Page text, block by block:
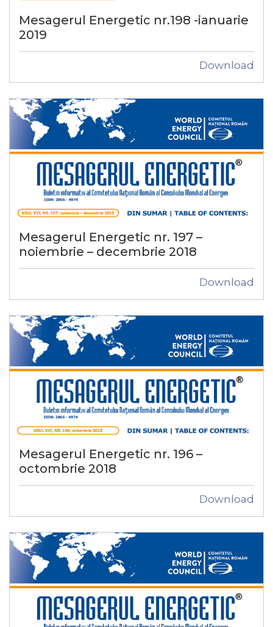
Mesagerul Energetic nr.198 -ianuarie
2019
Download
Mesagerul Energetic nr. 197 –
noiembrie – decembrie 2018
Download
Mesagerul Energetic nr. 196 –
octombrie 2018
Download